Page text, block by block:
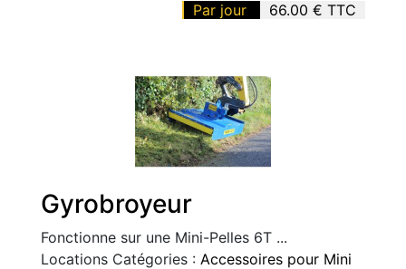
Par jour
66.00 € TTC
Gyrobroyeur
Fonctionne sur une Mini-Pelles 6T ...
Locations Catégories : Accessoires pour Mini